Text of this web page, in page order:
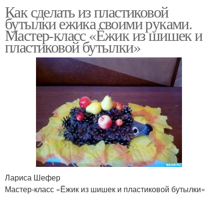
Как сделать из пластиковой
бутылки ежика своими руками.
Мастер-класс «Ёжик из шишек и
пластиковой бутылки»
Лариса Шефер
Мастер-класс «Ёжик из шишек и пластиковой бутылки»